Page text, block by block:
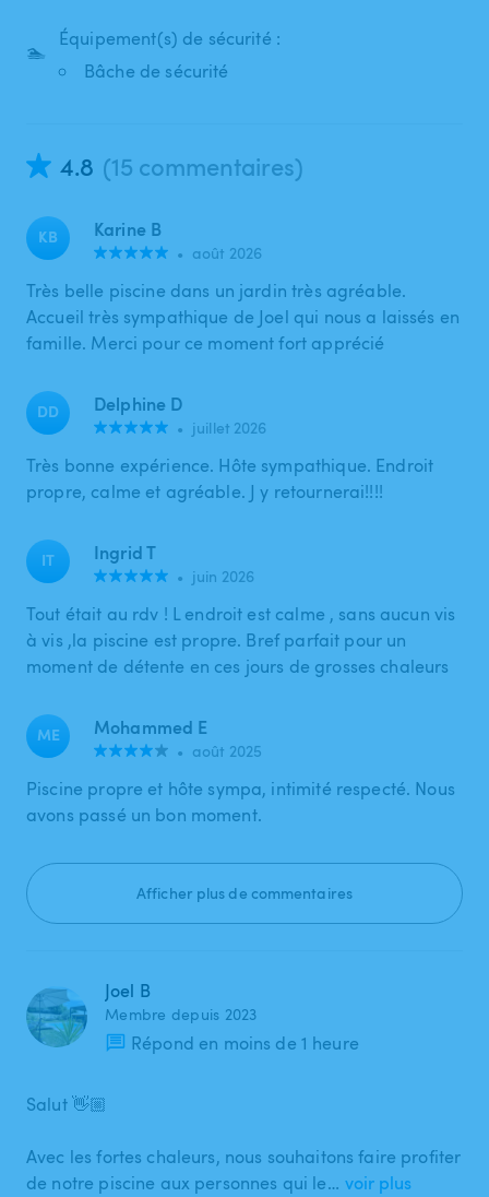
🏊
Équipement(s) de sécurité :
Bâche de sécurité
4.8 (15 commentaires)
KB Karine B
• août 2026
Très belle piscine dans un jardin très agréable.
Accueil très sympathique de Joel qui nous a laissés en
famille. Merci pour ce moment fort apprécié
DD Delphine D
• juillet 2026
Très bonne expérience. Hôte sympathique. Endroit
propre, calme et agréable. J y retournerai!!!!
IT Ingrid T
• juin 2026
Tout était au rdv ! L endroit est calme , sans aucun vis
à vis ,la piscine est propre. Bref parfait pour un
moment de détente en ces jours de grosses chaleurs
ME Mohammed E
• août 2025
Piscine propre et hôte sympa, intimité respecté. Nous
avons passé un bon moment.
Afficher plus de commentaires
Joel B
Membre depuis 2023
Répond en moins de 1 heure
Salut 👋🏼
Avec les fortes chaleurs, nous souhaitons faire profiter
de notre piscine aux personnes qui le… voir plus